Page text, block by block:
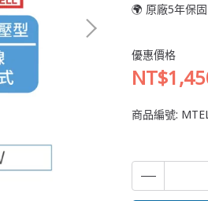
🌍 原廠5年保
優惠價格
商品編號: